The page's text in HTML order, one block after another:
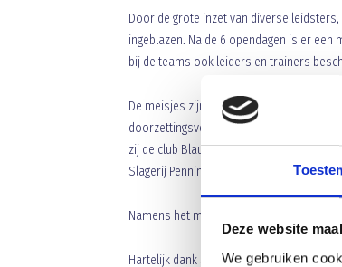
Deze website
We gebruiken
Door de grote inzet van diverse
ingeblazen. Na de 6 opendagen is er
bij de teams ook leiders en trainers
De meisjes zijn vol goede moed van start
doorzettingsvermogen was ook een
zij de club Blauw Geel al op diverse
Slagerij Pennings om iets extra te doen.
Namens het meisjesteam en de hele
Hartelijk dank Slagerij Pennings